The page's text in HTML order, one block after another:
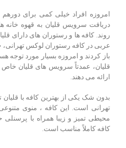
امروزه افراد خیلی کمی برای
دریافت سرویس قلیان به قهوه
روند. کافه ‌ها و رستوران‌ های دارای
عربی در کافه رستوران لوکس تهرانی،
باز کردند و امروزه بسیار مورد توجه
قلیان، عمدتاً سرویس ‌های قلیان
ارائه می ‌دهند.
بدون شک یکی از بهترین کافه با
تهرانی است. این کافه ، منوی متنوعی
محیطی تمیز و زیبا همراه با
کافه کاملاً مناسب است.